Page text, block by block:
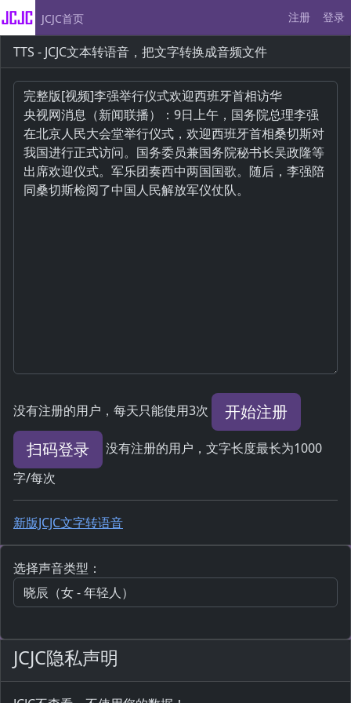
JCJC首页 注册 登录
TTS - JCJC文本转语音，把文字转换成音频文件
没有注册的用户，每天只能使用3次
开始注册
扫码登录
没有注册的用户，文字长度最长为1000
字/每次
新版JCJC文字转语音
选择声音类型：
JCJC隐私声明